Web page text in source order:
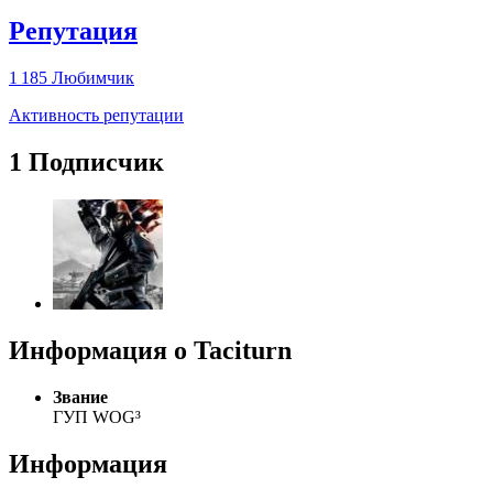
Репутация
1 185 Любимчик
Активность репутации
1 Подписчик
Информация о Taciturn
Звание
ГУП WOG³
Информация